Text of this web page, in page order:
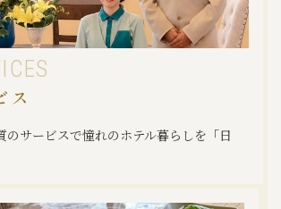
ス
のサービスで憧れのホテル暮らしを「日